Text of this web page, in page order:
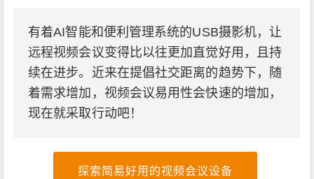
有着AI智能和便利管理系统的USB摄影机，让
远程视频会议变得比以往更加直觉好用，且持
续在进步。近来在提倡社交距离的趋势下，随
着需求增加，视频会议易用性会快速的增加，
现在就采取行动吧！
探索简易好用的视频会议设备